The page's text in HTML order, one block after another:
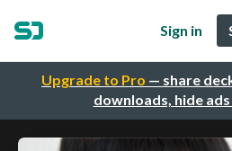
Upgrade to Pro — share
downloads, hide
Sign in